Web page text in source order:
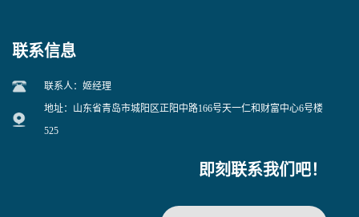
联系信息
联系人：姬经理
地址：山东省青岛市城阳区正阳中路166号天一仁和财富中心6号楼
525
即刻联系我们吧！